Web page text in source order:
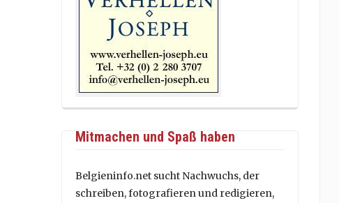
Mitmachen und Spaß haben
Belgieninfo.net sucht Nachwuchs, der
schreiben, fotografieren und redigieren,